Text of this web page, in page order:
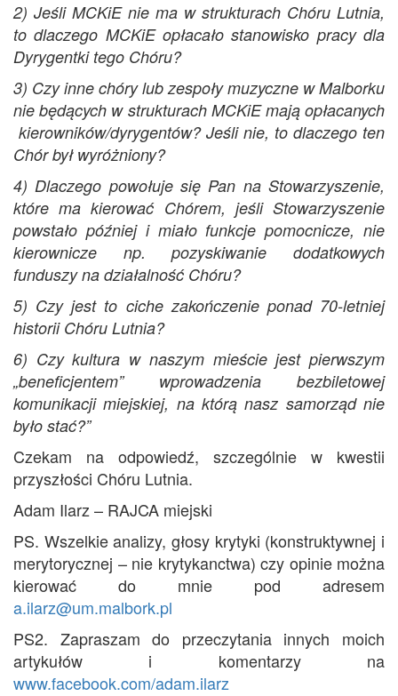
2) Jeśli MCKiE nie ma w strukturach Chóru Lutnia,
to dlaczego MCKiE opłacało stanowisko pracy dla
Dyrygentki tego Chóru?
3) Czy inne chóry lub zespoły muzyczne w Malborku
nie będących w strukturach MCKiE mają opłacanych
kierowników/dyrygentów? Jeśli nie, to dlaczego ten
Chór był wyróżniony?
4) Dlaczego powołuje się Pan na Stowarzyszenie,
które ma kierować Chórem, jeśli Stowarzyszenie
powstało później i miało funkcje pomocnicze, nie
kierownicze np. pozyskiwanie dodatkowych
funduszy na działalność Chóru?
5) Czy jest to ciche zakończenie ponad 70-letniej
historii Chóru Lutnia?
6) Czy kultura w naszym mieście jest pierwszym
„beneficjentem” wprowadzenia bezbiletowej
komunikacji miejskiej, na którą nasz samorząd nie
było stać?”
Czekam na odpowiedź, szczególnie w kwestii
przyszłości Chóru Lutnia.
Adam Ilarz – RAJCA miejski
PS. Wszelkie analizy, głosy krytyki (konstruktywnej i
merytorycznej – nie krytykanctwa) czy opinie można
kierować do mnie pod adresem
a.ilarz@um.malbork.pl
PS2. Zapraszam do przeczytania innych moich
artykułów i komentarzy na
www.facebook.com/adam.ilarz